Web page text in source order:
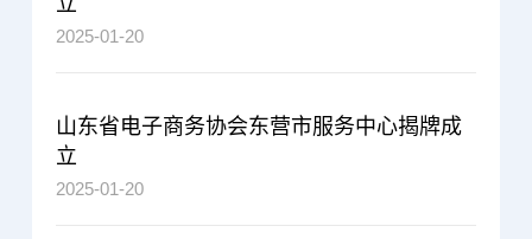
2025-01-20
山东省电子商务协会东营市服务中心揭牌成
立
2025-01-20